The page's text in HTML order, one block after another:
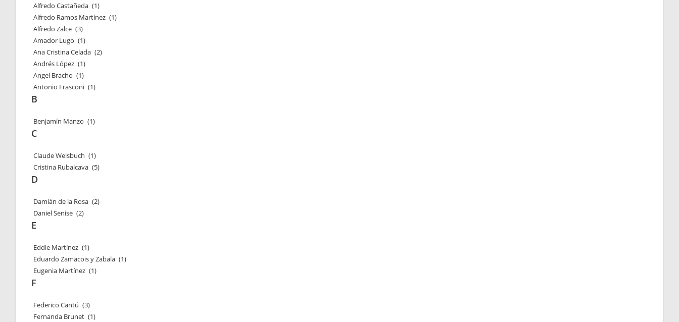
Alfredo Castañeda (1)
Alfredo Ramos Martínez (1)
Alfredo Zalce (3)
Amador Lugo (1)
Ana Cristina Celada (2)
Andrés López (1)
Angel Bracho (1)
Antonio Frasconi (1)
B
Benjamín Manzo (1)
C
Claude Weisbuch (1)
Cristina Rubalcava (5)
D
Damián de la Rosa (2)
Daniel Senise (2)
E
Eddie Martínez (1)
Eduardo Zamacois y Zabala (1)
Eugenia Martínez (1)
F
Federico Cantú (3)
Fernanda Brunet (1)